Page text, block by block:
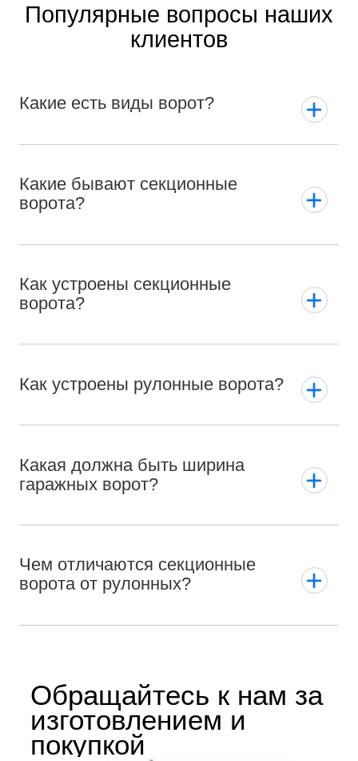
Популярные вопросы наших
клиентов
Какие есть виды ворот?
Какие бывают секционные
ворота?
Как устроены секционные
ворота?
Как устроены рулонные ворота?
Какая должна быть ширина
гаражных ворот?
Чем отличаются секционные
ворота от рулонных?
Обращайтесь к нам за
изготовлением и
покупкой